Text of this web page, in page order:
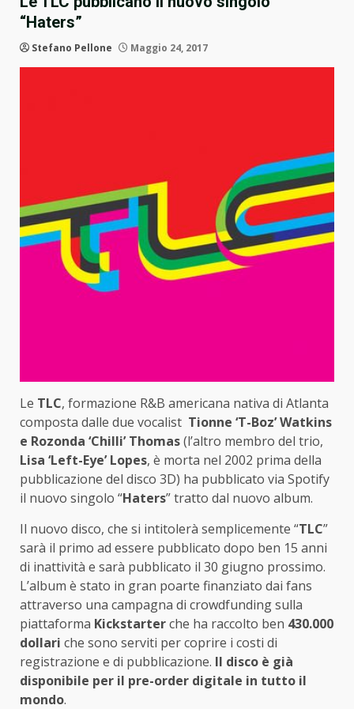
“Haters”
Stefano Pellone Maggio 24, 2017
Le TLC, formazione R&B americana nativa di Atlanta
composta dalle due vocalist Tionne ‘T-Boz’ Watkins
e Rozonda ‘Chilli’ Thomas(l’altro membro del trio,
Lisa ‘Left-Eye’ Lopes, è morta nel 2002 prima della
pubblicazione del disco 3D) ha pubblicato via Spotify
il nuovo singolo “Haters” tratto dal nuovo album.
Il nuovo disco, che si intitolerà semplicemente “TLC”
sarà il primo ad essere pubblicato dopo ben 15 anni
di inattività e sarà pubblicato il 30 giugno prossimo.
L’album è stato in gran poarte finanziato dai fans
attraverso una campagna di crowdfunding sulla
piattaforma Kickstarterche ha raccolto ben 430.000
dollari che sono serviti per coprire i costi di
registrazione e di pubblicazione. Il disco è già
disponibile per il pre-order digitale in tutto il
mondo.